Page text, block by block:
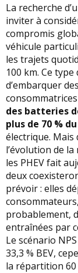
La recherche
inviter à
compromis
véhicule
les trajets
100 km. Ce
d’embarquer
des batteries
plus de 70 %
électrique.
l’évolution de
les PHEV fait
deux
prévoir : elles
probablement,
entraînées par
Le scénario
33,3 % BEV,
la répartition 60